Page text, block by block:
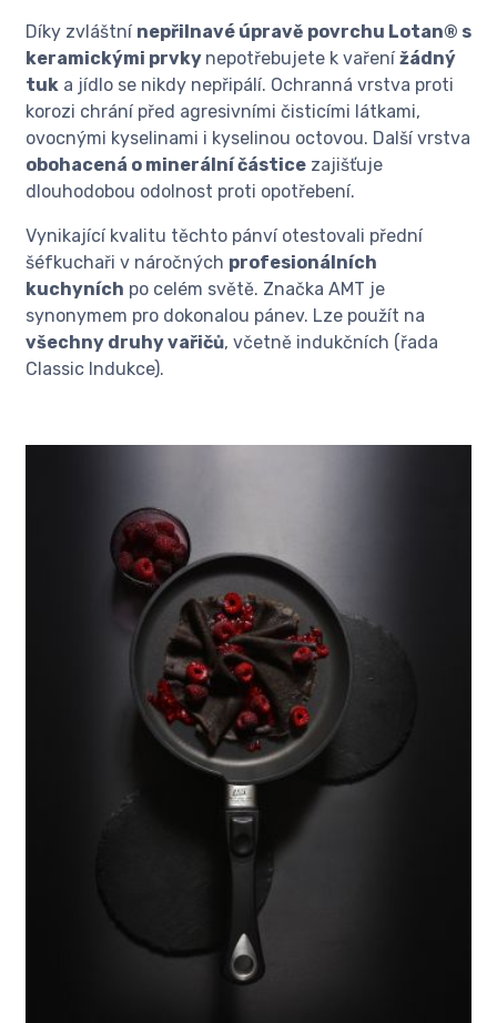
Díky zvláštní nepřilnavé úpravě povrchu Lotan® s
keramickými prvky nepotřebujete k vařenížádný
tuk a jídlo se nikdy nepřipálí. Ochranná vrstva proti
korozi chrání před agresivními čisticími látkami,
ovocnými kyselinami i kyselinou octovou. Další vrstva
obohacená o minerální částice zajišťuje
dlouhodobou odolnost proti opotřebení.
Vynikající kvalitu těchto pánví otestovali přední
šéfkuchaři v náročných profesionálních
kuchyních po celém světě. Značka AMT je
synonymem pro dokonalou pánev. Lze použít na
všechny druhy vařičů, včetně indukčních (řada
Classic Indukce).